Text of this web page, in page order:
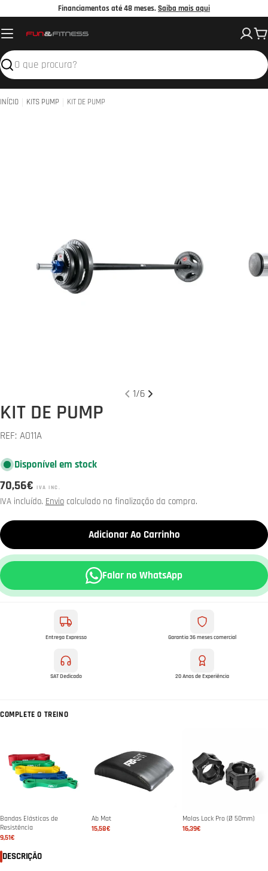
o
conteúdo
Financiamentos até 48 meses.Saiba mais aqui
Pesquisar
INÍCIO KITS PUMP KIT DE PUMP
Abrir media 0 em modal Abrir
1/6
KIT DE PUMP
REF: A011A
Disponível em stock
Preço
normal
70,56€ IVA INC.
IVA incluído. Envio calculado na finalização da compra.
Adicionar Ao Carrinho
Falar no WhatsApp
Entrega Expresso Garantia 36 meses comercial
SAT Dedicado 20 Anos de Experiência
COMPLETE O TREINO
Bandas Elásticas de
Resistência
9,51€
Ab Mat
15,58€
Molas Lock Pro (Ø 50mm)
16,39€
DESCRIÇÃO